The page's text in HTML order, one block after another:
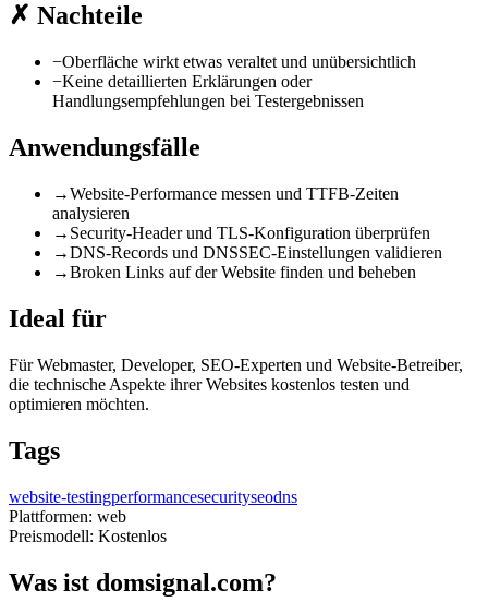
✗ Nachteile
−Oberfläche wirkt etwas veraltet und unübersichtlich
−Keine detaillierten Erklärungen oder
Handlungsempfehlungen bei Testergebnissen
Anwendungsfälle
→Website-Performance messen und TTFB-Zeiten
analysieren
→ Security-Header und TLS-Konfiguration überprüfen
→DNS-Records und DNSSEC-Einstellungen validieren
→Broken Links auf der Website finden und beheben
Ideal für
Für Webmaster, Developer, SEO-Experten und Website-Betreiber,
die technische Aspekte ihrer Websites kostenlos testen und
optimieren möchten.
Tags
website-testingperformancesecurityseodns
Plattformen: web
Preismodell: Kostenlos
Was ist domsignal.com?